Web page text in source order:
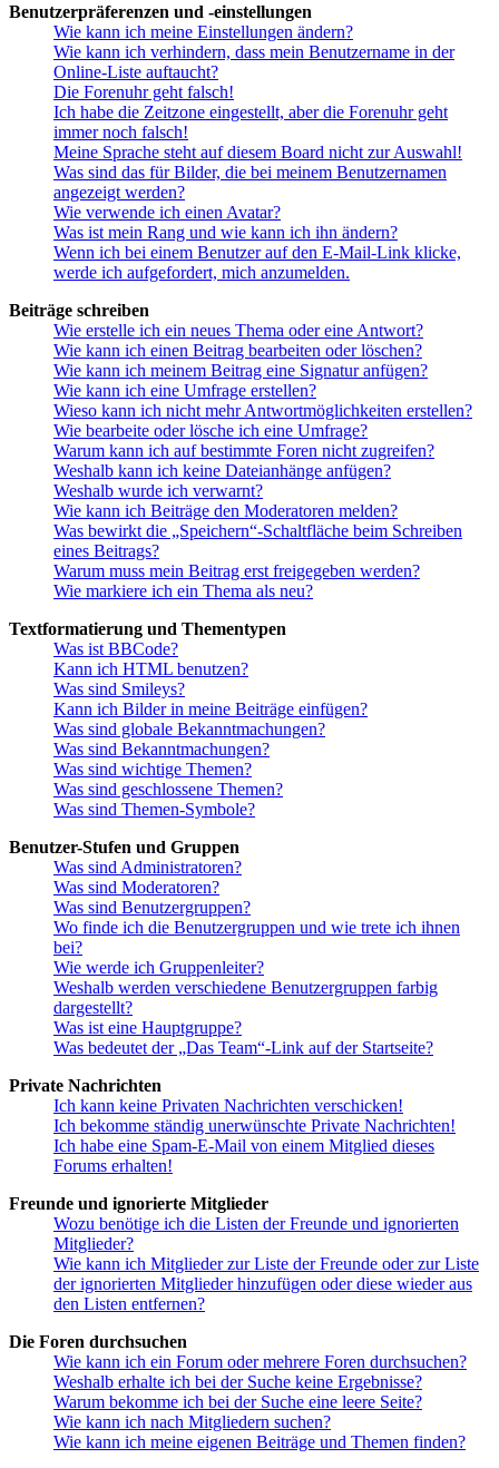
Benutzerpräferenzen und -einstellungen
Wie kann ich meine Einstellungen ändern?
Wie kann ich verhindern, dass mein Benutzername in der
Online-Liste auftaucht?
Die Forenuhr geht falsch!
Ich habe die Zeitzone eingestellt, aber die Forenuhr geht
immer noch falsch!
Meine Sprache steht auf diesem Board nicht zur Auswahl!
Was sind das für Bilder, die bei meinem Benutzernamen
angezeigt werden?
Wie verwende ich einen Avatar?
Was ist mein Rang und wie kann ich ihn ändern?
Wenn ich bei einem Benutzer auf den E-Mail-Link klicke,
werde ich aufgefordert, mich anzumelden.
Beiträge schreiben
Wie erstelle ich ein neues Thema oder eine Antwort?
Wie kann ich einen Beitrag bearbeiten oder löschen?
Wie kann ich meinem Beitrag eine Signatur anfügen?
Wie kann ich eine Umfrage erstellen?
Wieso kann ich nicht mehr Antwortmöglichkeiten erstellen?
Wie bearbeite oder lösche ich eine Umfrage?
Warum kann ich auf bestimmte Foren nicht zugreifen?
Weshalb kann ich keine Dateianhänge anfügen?
Weshalb wurde ich verwarnt?
Wie kann ich Beiträge den Moderatoren melden?
Was bewirkt die „Speichern“-Schaltfläche beim Schreiben
eines Beitrags?
Warum muss mein Beitrag erst freigegeben werden?
Wie markiere ich ein Thema als neu?
Textformatierung und Thementypen
Was ist BBCode?
Kann ich HTML benutzen?
Was sind Smileys?
Kann ich Bilder in meine Beiträge einfügen?
Was sind globale Bekanntmachungen?
Was sind Bekanntmachungen?
Was sind wichtige Themen?
Was sind geschlossene Themen?
Was sind Themen-Symbole?
Benutzer-Stufen und Gruppen
Was sind Administratoren?
Was sind Moderatoren?
Was sind Benutzergruppen?
Wo finde ich die Benutzergruppen und wie trete ich ihnen
bei?
Wie werde ich Gruppenleiter?
Weshalb werden verschiedene Benutzergruppen farbig
dargestellt?
Was ist eine Hauptgruppe?
Was bedeutet der „Das Team“-Link auf der Startseite?
Private Nachrichten
Ich kann keine Privaten Nachrichten verschicken!
Ich bekomme ständig unerwünschte Private Nachrichten!
Ich habe eine Spam-E-Mail von einem Mitglied dieses
Forums erhalten!
Freunde und ignorierte Mitglieder
Wozu benötige ich die Listen der Freunde und ignorierten
Mitglieder?
Wie kann ich Mitglieder zur Liste der Freunde oder zur Liste
der ignorierten Mitglieder hinzufügen oder diese wieder aus
den Listen entfernen?
Die Foren durchsuchen
Wie kann ich ein Forum oder mehrere Foren durchsuchen?
Weshalb erhalte ich bei der Suche keine Ergebnisse?
Warum bekomme ich bei der Suche eine leere Seite?
Wie kann ich nach Mitgliedern suchen?
Wie kann ich meine eigenen Beiträge und Themen finden?